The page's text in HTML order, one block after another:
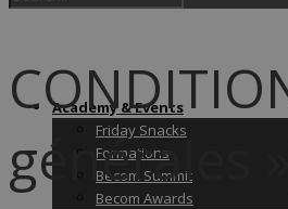
Academy & Events
Friday Snacks
Formations
Becom Summit
Becom Awards
générales »)